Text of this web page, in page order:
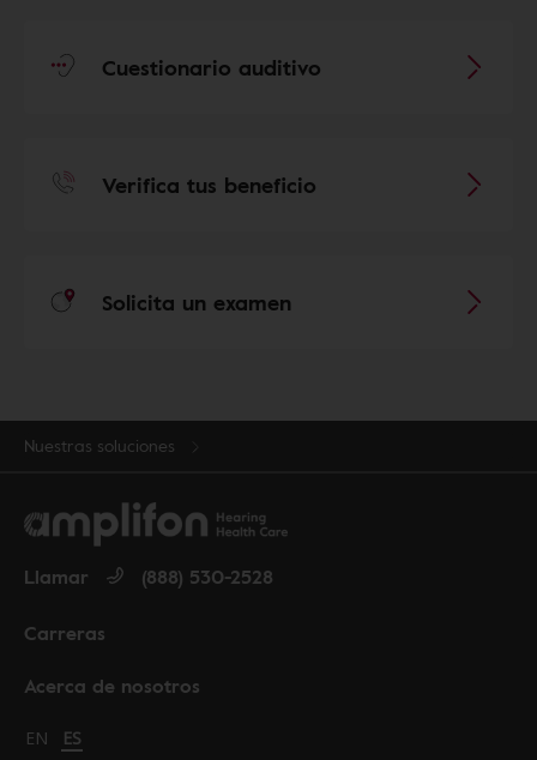
Cuestionario auditivo
Verifica tus beneficio
Solicita un examen
Nuestras soluciones
Acerca de nosotros
Carreras
Llamar (888) 530-2528
Change language to English
EN Cambiar idioma a español
ES